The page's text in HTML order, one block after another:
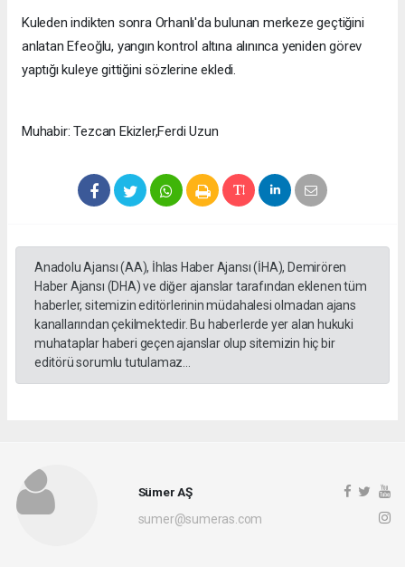
Kuleden indikten sonra Orhanlı'da bulunan merkeze geçtiğini
anlatan Efeoğlu, yangın kontrol altına alınınca yeniden görev
yaptığı kuleye gittiğini sözlerine ekledi.
Muhabir: Tezcan Ekizler,Ferdi Uzun
Anadolu Ajansı (AA), İhlas Haber Ajansı (İHA), Demirören
Haber Ajansı (DHA) ve diğer ajanslar tarafından eklenen tüm
haberler, sitemizin editörlerinin müdahalesi olmadan ajans
kanallarından çekilmektedir. Bu haberlerde yer alan hukuki
muhataplar haberi geçen ajanslar olup sitemizin hiç bir
editörü sorumlu tutulamaz...
Sümer AŞ
sumer@sumeras.com